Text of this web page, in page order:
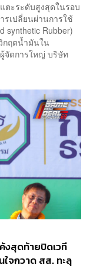
ตะระดับสูงสุดในรอบ
รเปลี่ยนผ่านการใช้
synthetic Rubber)
กฤตน้ำมันใน
จัดการใหญ่ บริษัท
งสุดท้ายปิดเวที
จกวาด สส. ทะลุ